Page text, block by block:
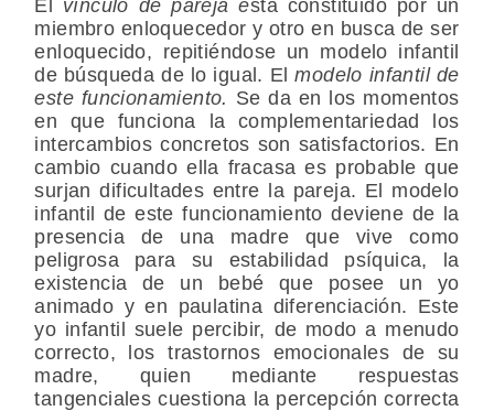
El vínculo de pareja está constituido por un
miembro enloquecedor y otro en busca de ser
enloquecido, repitiéndose un modelo infantil
de búsqueda de lo igual. El modelo infantil de
este funcionamiento. Se da en los momentos
en que funciona la complementariedad los
intercambios concretos son satisfactorios. En
cambio cuando ella fracasa es probable que
surjan dificultades entre la pareja. El modelo
infantil de este funcionamiento deviene de la
presencia de una madre que vive como
peligrosa para su estabilidad psíquica, la
existencia de un bebé que posee un yo
animado y en paulatina diferenciación. Este
yo infantil suele percibir, de modo a menudo
correcto, los trastornos emocionales de su
madre, quien mediante respuestas
tangenciales cuestiona la percepción correcta